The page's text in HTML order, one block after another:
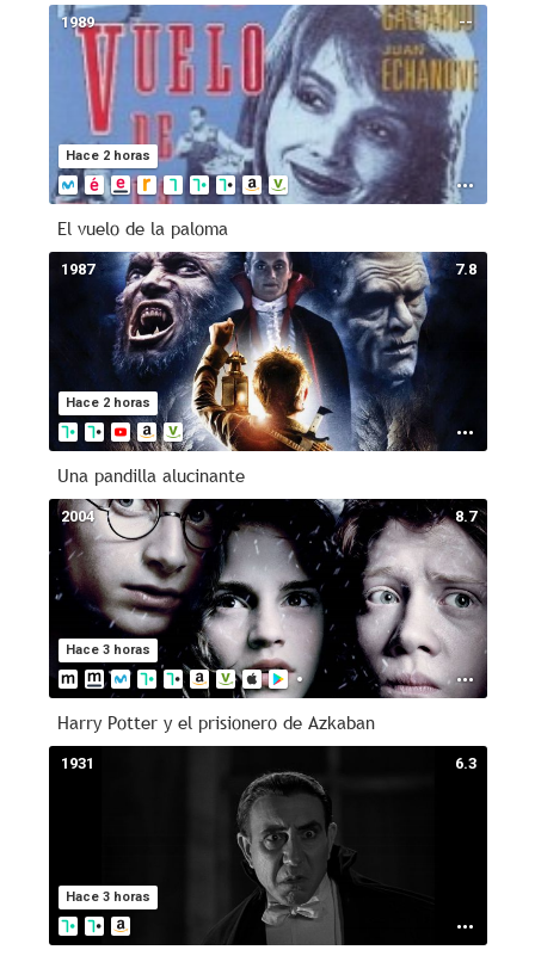
--
Hace 2 horas
1989
El vuelo de la paloma
7.8
Hace 2 horas
1987
Una pandilla alucinante
8.7
Hace 3 horas
2004
Harry Potter y el prisionero de Azkaban
6.3
Hace 3 horas
1931